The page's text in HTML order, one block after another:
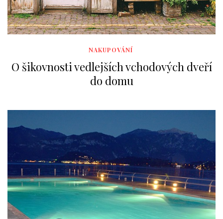
NAKUPOVÁNÍ
O šikovnosti vedlejších vchodových dveří
do domu